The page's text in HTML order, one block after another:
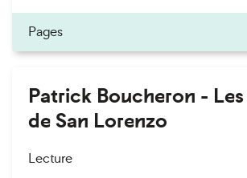
Pages
Patrick Boucheron -
de San Lorenzo
Lecture